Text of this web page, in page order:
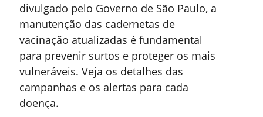
divulgado pelo Governo de São Paulo, a
manutenção das cadernetas de
vacinação atualizadas é fundamental
para prevenir surtos e proteger os mais
vulneráveis. Veja os detalhes das
campanhas e os alertas para cada
doença.